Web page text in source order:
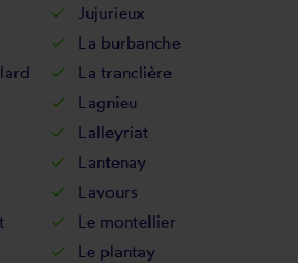
Jujurieux
La burbanche
La tranclière
Lagnieu
Lalleyriat
Lantenay
Lavours
Le montellier
Le plantay